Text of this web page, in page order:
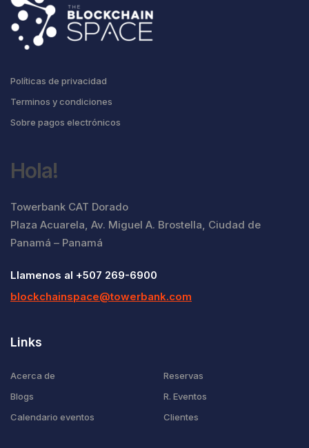
Políticas de privacidad
Terminos y condiciones
Sobre pagos electrónicos
Hola!
Towerbank CAT Dorado
Plaza Acuarela, Av. Miguel A. Brostella, Ciudad de
Panamá – Panamá
Llamenos al +507 269-6900
blockchainspace@towerbank.com
Links
Acerca de
Blogs
Calendario eventos
Reservas
R. Eventos
Clientes